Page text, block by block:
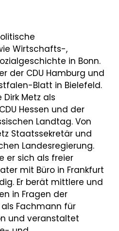
Wirtschafts-,
in Bonn.
der CDU Hamburg und
Blatt in Bielefeld.
Metz als
Hessen und der
Landtag. Von
Staatssekretär und
Landesregierung.
er sich als freier
mit Büro in Frankfurt
Er berät mittlere und
in Fragen der
Fachmann für
und veranstaltet